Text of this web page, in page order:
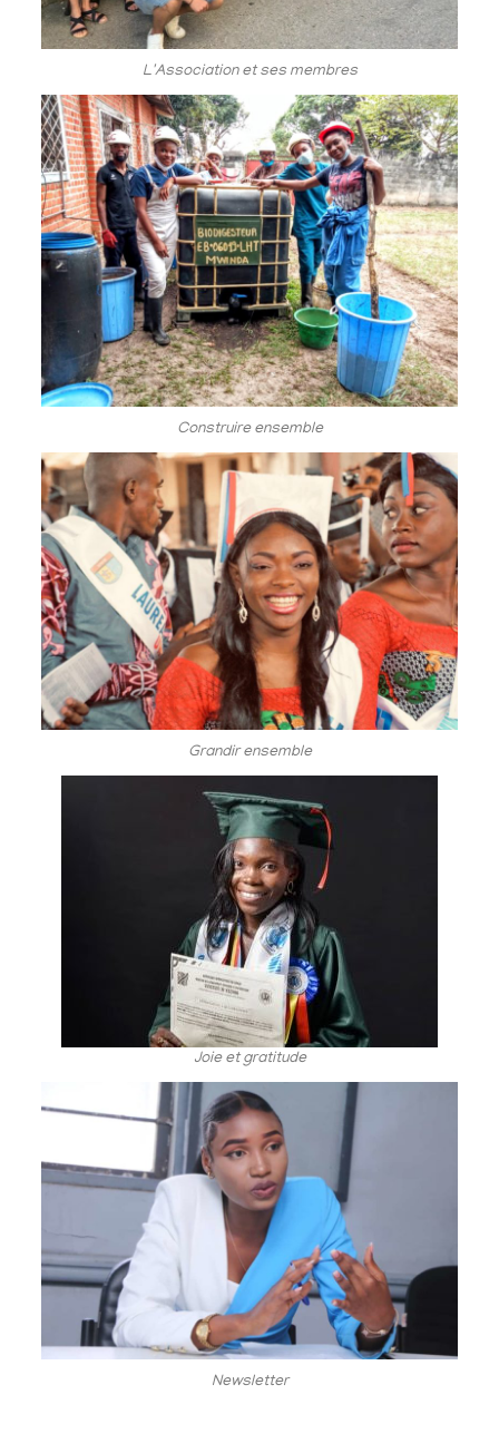
L'Association et ses membres
Construire ensemble
Grandir ensemble
Joie et gratitude
Newsletter